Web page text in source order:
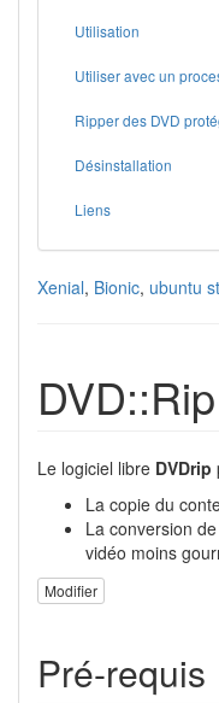
Utilisation
Utiliser avec un
Ripper des DVD
Désinstallation
Liens
Xenial, Bionic, ubuntu
DVD::Rip
Le logiciel libre DVDrip
La copie du
La conversion
vidéo moins
Modifier
Pré-requis